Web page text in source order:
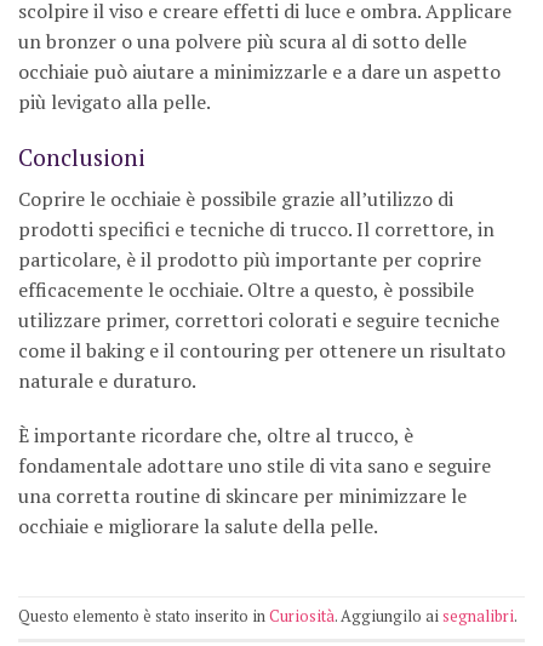
scolpire il viso e creare effetti di luce e ombra. Applicare
un bronzer o una polvere più scura al di sotto delle
occhiaie può aiutare a minimizzarle e a dare un aspetto
più levigato alla pelle.
Conclusioni
Coprire le occhiaie è possibile grazie all’utilizzo di
prodotti specifici e tecniche di trucco. Il correttore, in
particolare, è il prodotto più importante per coprire
efficacemente le occhiaie. Oltre a questo, è possibile
utilizzare primer, correttori colorati e seguire tecniche
come il baking e il contouring per ottenere un risultato
naturale e duraturo.
È importante ricordare che, oltre al trucco, è
fondamentale adottare uno stile di vita sano e seguire
una corretta routine di skincare per minimizzare le
occhiaie e migliorare la salute della pelle.
Questo elemento è stato inserito inCuriosità. Aggiungilo aisegnalibri.